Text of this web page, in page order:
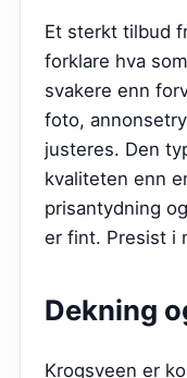
Et sterkt tilbud
forklare hva
svakere enn
foto,
justeres. Den
kvaliteten enn
prisantydning
er fint. Presist i
Dekning
Krogsveen er